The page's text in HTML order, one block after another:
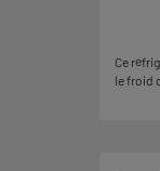
Ce
le froid